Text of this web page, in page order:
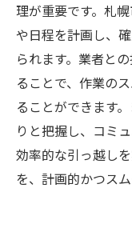
ポイント
新居のイ
新しい
引っ越
ご近所
新生活に
新しい環
理が重要です。札
や日程を計画し、
られます。業者と
ることで、作業の
ることができます
りと把握し、コミ
効率的な引っ越し
を、計画的かつス